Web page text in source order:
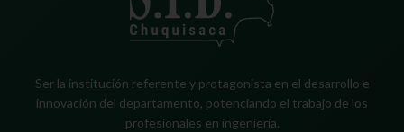
Ser la institución referente y protagonista en el desarrollo e
innovación del departamento, potenciando el trabajo de los
profesionales en ingeniería.